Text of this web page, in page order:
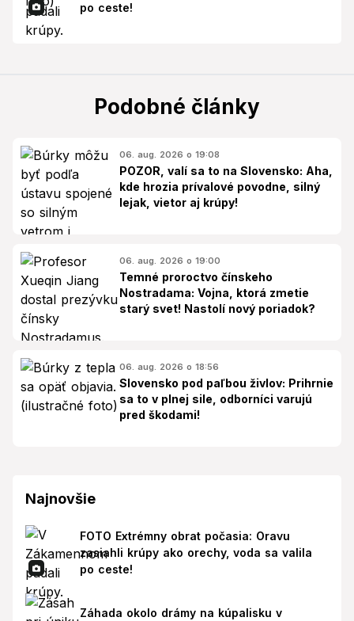
po ceste!
Podobné články
06. aug. 2026 o 19:08
POZOR, valí sa to na Slovensko: Aha,
kde hrozia prívalové povodne, silný
lejak, vietor aj krúpy!
06. aug. 2026 o 19:00
Temné proroctvo čínskeho
Nostradama: Vojna, ktorá zmetie
starý svet! Nastolí nový poriadok?
06. aug. 2026 o 18:56
Slovensko pod paľbou živlov: Prihrnie
sa to v plnej sile, odborníci varujú
pred škodami!
Najnovšie
FOTO Extrémny obrat počasia: Oravu
zasiahli krúpy ako orechy, voda sa valila
po ceste!
Záhada okolo drámy na kúpalisku v